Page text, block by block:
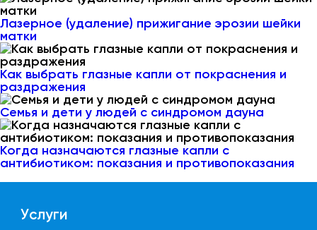
Лазерное (удаление) прижигание эрозии шейки
матки
Как выбрать глазные капли от покраснения и
раздражения
Семья и дети у людей с синдромом дауна
Когда назначаются глазные капли с
антибиотиком: показания и противопоказания
Услуги